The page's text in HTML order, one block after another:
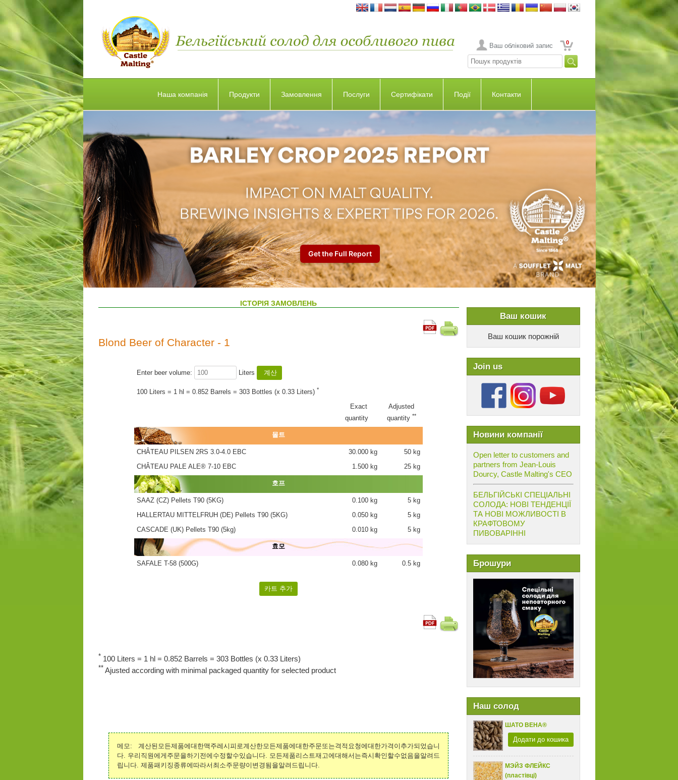
Ваш обліковий запис 0
Наша компанія Продукти Замовлення Послуги Сертифікати Події Контакти
Ваш кошик
Ваш кошик порожній
Join us
Новини компанії
Open letter to customers and
partners from Jean-Louis
Dourcy, Castle Malting's CEO
БЕЛЬГІЙСЬКІ СПЕЦІАЛЬНІ
СОЛОДА: НОВІ ТЕНДЕНЦІЇ
ТА НОВІ МОЖЛИВОСТІ В
КРАФТОВОМУ
ПИВОВАРІННІ
Брошури
Наш солод
ШАТО ВЕНА®
Додати до кошика
МЭЙЗ ФЛЕЙКС
(пластівці)
ІСТОРІЯ ЗАМОВЛЕНЬ
Blond Beer of Character - 1
Enter beer volume: Liters
100 Liters = 1 hl = 0.852 Barrels = 303 Bottles (x 0.33 Liters) *
Exact
quantity
Adjusted
quantity **
몰트
CHÂTEAU PILSEN 2RS 3.0-4.0 EBC 30.000 kg
50 kg
CHÂTEAU PALE ALE® 7-10 EBC
1.500 kg 25 kg
호프
SAAZ (CZ) Pellets T90 (5KG) 0.100 kg
5 kg
HALLERTAU MITTELFRUH (DE) Pellets T90 (5KG)
0.050 kg
5 kg
CASCADE (UK) Pellets T90 (5kg)
0.010 kg 5 kg
효모
SAFALE T-58 (500G) 0.080 kg 0.5 kg
* 100 Liters = 1 hl = 0.852 Barrels = 303 Bottles (x 0.33 Liters)
** Ajusted according with minimal packaged quantity for selected product
메모: 계산된모든제품에대한맥주레시피로계산한모든제품에대한주문또는격적요청에대한가격이추가되었습니
다. 우리직원에게주문을하기전에수정할수있습니다. 모든제품리스트재고에대해서는즉시확인할수없음을알려드
립니다. 제품패키징종류에따라서최소주문량이변경됨을알려드립니다.